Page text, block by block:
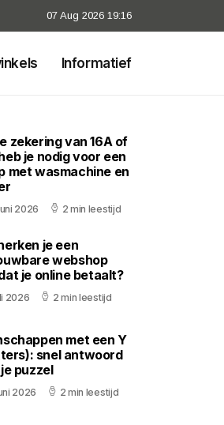
07 Aug 2026 19:16
Informatief
zekering van 16A of
je nodig voor een
met wasmachine en
2026 2 min leestijd
je een
webshop
je online betaalt?
2026 2 min leestijd
met een Y
snel antwoord
puzzel
2026 2 min leestijd